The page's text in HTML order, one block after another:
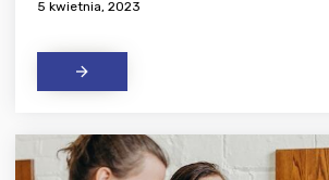
5 kwietnia, 2023